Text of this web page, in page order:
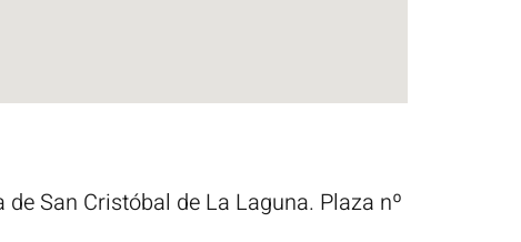
San Cristóbal de La Laguna. Plaza nº